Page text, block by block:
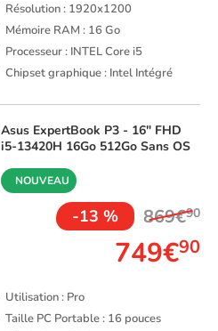
Résolution : 1920x1200
Mémoire RAM : 16 Go
Processeur : INTEL Core i5
Chipset graphique : Intel Intégré
Asus ExpertBook P3 - 16" FHD
i5-13420H 16Go 512Go Sans OS
NOUVEAU
-13 % 869€90
749€90
Utilisation : Pro
Taille PC Portable : 16 pouces